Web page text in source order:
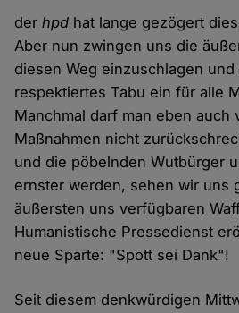
derhpd hat lange gezögert
Aber nun zwingen uns die
diesen Weg einzuschlagen und
respektiertes Tabu ein für alle
Manchmal darf man eben auch
Maßnahmen nicht
und die pöbelnden Wutbürger
ernster werden, sehen wir uns
äußersten uns verfügbaren
Humanistische Pressedienst
neue Sparte: "Spott sei Dank"!
Seit diesem denkwürdigen